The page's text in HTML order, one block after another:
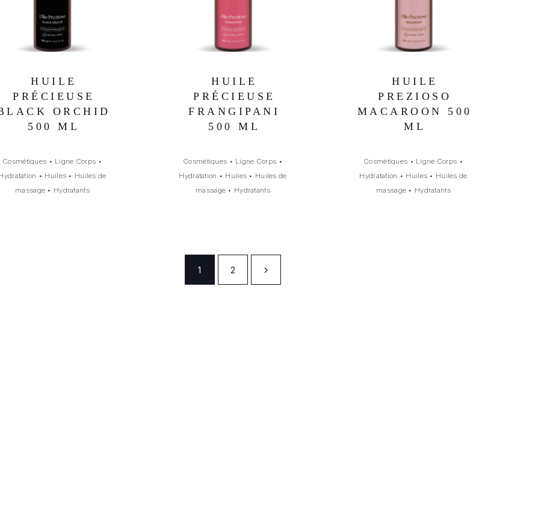
HUILE
PRÉCIEUSE
ORCHID
500 ML
Cosmétiques • Ligne Corps •
• Huiles • Huiles de
massage • Hydratants
HUILE
PRÉCIEUSE
FRANGIPANI
500 ML
Cosmétiques • Ligne Corps •
Hydratation • Huiles • Huiles de
massage • Hydratants
HUILE
PREZIOSO
MACAROON 500
ML
Cosmétiques • Ligne Corps •
Hydratation • Huiles • Huiles de
massage • Hydratants
1 2